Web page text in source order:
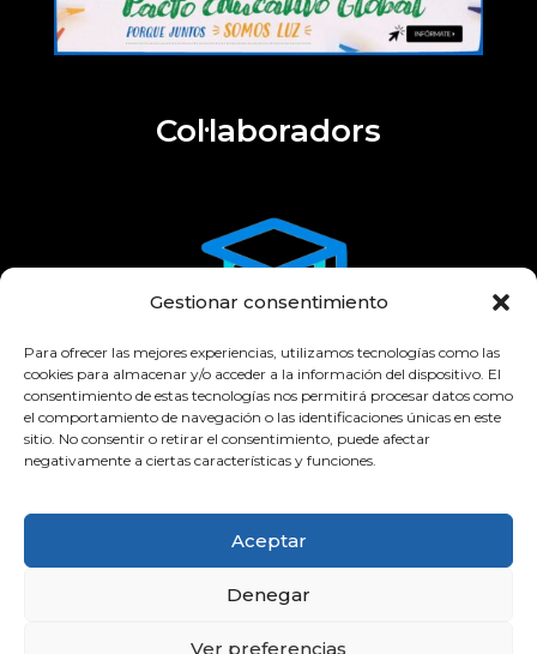
Gestionar consentimiento
Para ofrecer las mejores experiencias, utilizamos tecnologías como las
cookies para almacenar y/o acceder a la información del dispositivo. El
consentimiento de estas tecnologías nos permitirá procesar datos como
el comportamiento de navegación o las identificaciones únicas en este
sitio. No consentir o retirar el consentimiento, puede afectar
negativamente a ciertas características y funciones.
Aceptar
Denegar
Ver preferencias
Col·laboradors